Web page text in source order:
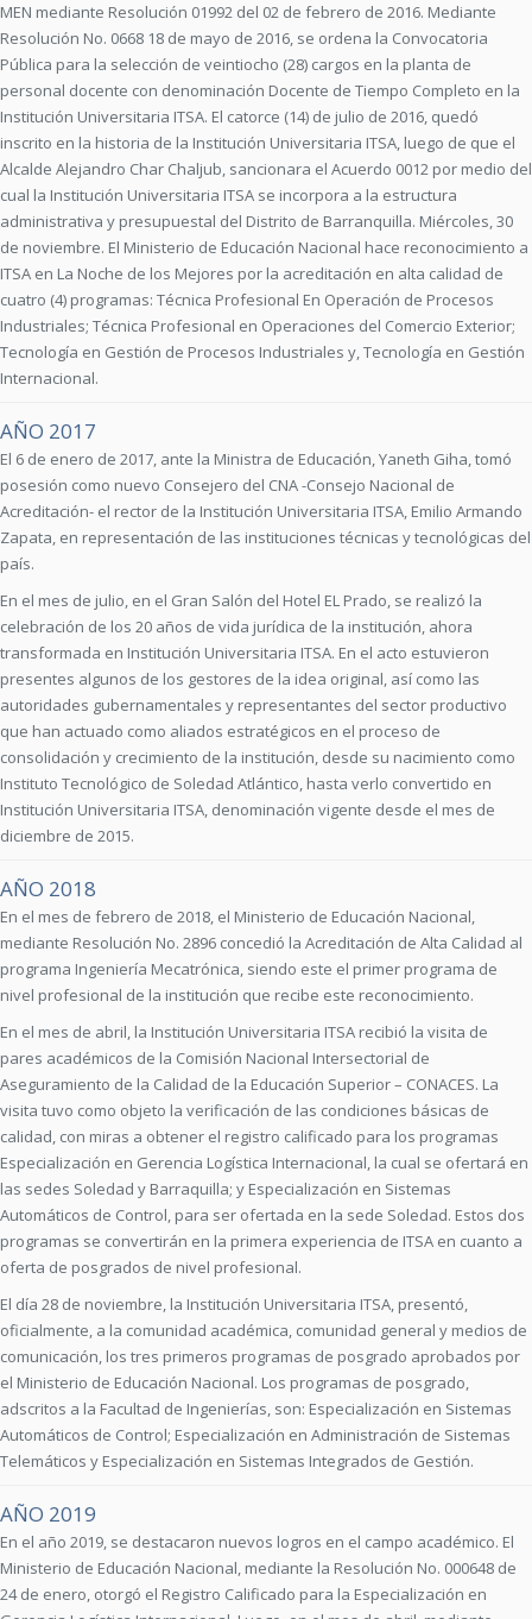
MEN mediante Resolución 01992 del 02 de febrero de 2016. Mediante
Resolución No. 0668 18 de mayo de 2016, se ordena la Convocatoria
Pública para la selección de veintiocho (28) cargos en la planta de
personal docente con denominación Docente de Tiempo Completo en la
Institución Universitaria ITSA. El catorce (14) de julio de 2016, quedó
inscrito en la historia de la Institución Universitaria ITSA, luego de que el
Alcalde Alejandro Char Chaljub, sancionara el Acuerdo 0012 por medio del
cual la Institución Universitaria ITSA se incorpora a la estructura
administrativa y presupuestal del Distrito de Barranquilla. Miércoles, 30
de noviembre. El Ministerio de Educación Nacional hace reconocimiento a
ITSA en La Noche de los Mejores por la acreditación en alta calidad de
cuatro (4) programas: Técnica Profesional En Operación de Procesos
Industriales; Técnica Profesional en Operaciones del Comercio Exterior;
Tecnología en Gestión de Procesos Industriales y, Tecnología en Gestión
Internacional.
AÑO 2017
El 6 de enero de 2017, ante la Ministra de Educación, Yaneth Giha, tomó
posesión como nuevo Consejero del CNA -Consejo Nacional de
Acreditación- el rector de la Institución Universitaria ITSA, Emilio Armando
Zapata, en representación de las instituciones técnicas y tecnológicas del
país.
En el mes de julio, en el Gran Salón del Hotel EL Prado, se realizó la
celebración de los 20 años de vida jurídica de la institución, ahora
transformada en Institución Universitaria ITSA. En el acto estuvieron
presentes algunos de los gestores de la idea original, así como las
autoridades gubernamentales y representantes del sector productivo
que han actuado como aliados estratégicos en el proceso de
consolidación y crecimiento de la institución, desde su nacimiento como
Instituto Tecnológico de Soledad Atlántico, hasta verlo convertido en
Institución Universitaria ITSA, denominación vigente desde el mes de
diciembre de 2015.
AÑO 2018
En el mes de febrero de 2018, el Ministerio de Educación Nacional,
mediante Resolución No. 2896 concedió la Acreditación de Alta Calidad al
programa Ingeniería Mecatrónica, siendo este el primer programa de
nivel profesional de la institución que recibe este reconocimiento.
En el mes de abril, la Institución Universitaria ITSA recibió la visita de
pares académicos de la Comisión Nacional Intersectorial de
Aseguramiento de la Calidad de la Educación Superior – CONACES. La
visita tuvo como objeto la verificación de las condiciones básicas de
calidad, con miras a obtener el registro calificado para los programas
Especialización en Gerencia Logística Internacional, la cual se ofertará en
las sedes Soledad y Barraquilla; y Especialización en Sistemas
Automáticos de Control, para ser ofertada en la sede Soledad. Estos dos
programas se convertirán en la primera experiencia de ITSA en cuanto a
oferta de posgrados de nivel profesional.
El día 28 de noviembre, la Institución Universitaria ITSA, presentó,
oficialmente, a la comunidad académica, comunidad general y medios de
comunicación, los tres primeros programas de posgrado aprobados por
el Ministerio de Educación Nacional. Los programas de posgrado,
adscritos a la Facultad de Ingenierías, son: Especialización en Sistemas
Automáticos de Control; Especialización en Administración de Sistemas
Telemáticos y Especialización en Sistemas Integrados de Gestión.
AÑO 2019
En el año 2019, se destacaron nuevos logros en el campo académico. El
Ministerio de Educación Nacional, mediante la Resolución No. 000648 de
24 de enero, otorgó el Registro Calificado para la Especialización en